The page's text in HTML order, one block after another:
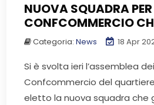
NUOVA SQUADRA PER
CONFCOMMERCIO
Categoria:News 18 Apr
Si è svolta ieri l’assemblea
Confcommercio del
eletto la nuova squadra che